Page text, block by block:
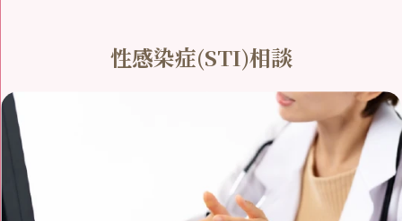
性感染症(STI)相談